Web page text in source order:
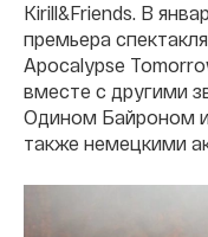
Kirill&Friends. В
премьера
Apocalypse
вместе с другими
Одином Байроном
также немецкими